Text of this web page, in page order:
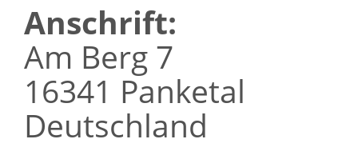
Anschrift:
Am Berg 7
16341 Panketal
Deutschland